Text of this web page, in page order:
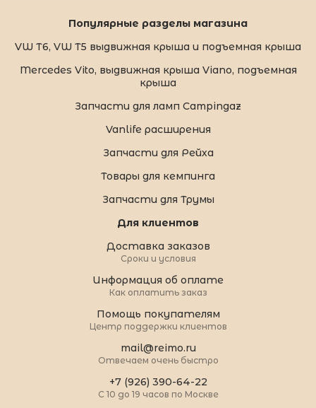
Популярные разделы магазина
VW T6, VW T5 выдвижная крыша и подъемная крыша
Mercedes Vito, выдвижная крыша Viano, подъемная
крыша
Запчасти для ламп Campingaz
Vanlife расширения
Запчасти для Рейха
Товары для кемпинга
Запчасти для Трумы
Для клиентов
Доставка заказов
Сроки и условия
Информация об оплате
Как оплатить заказ
Помощь покупателям
Центр поддержки клиентов
mail@reimo.ru
Отвечаем очень быстро
+7 (926) 390-64-22
С 10 до 19 часов по Москве